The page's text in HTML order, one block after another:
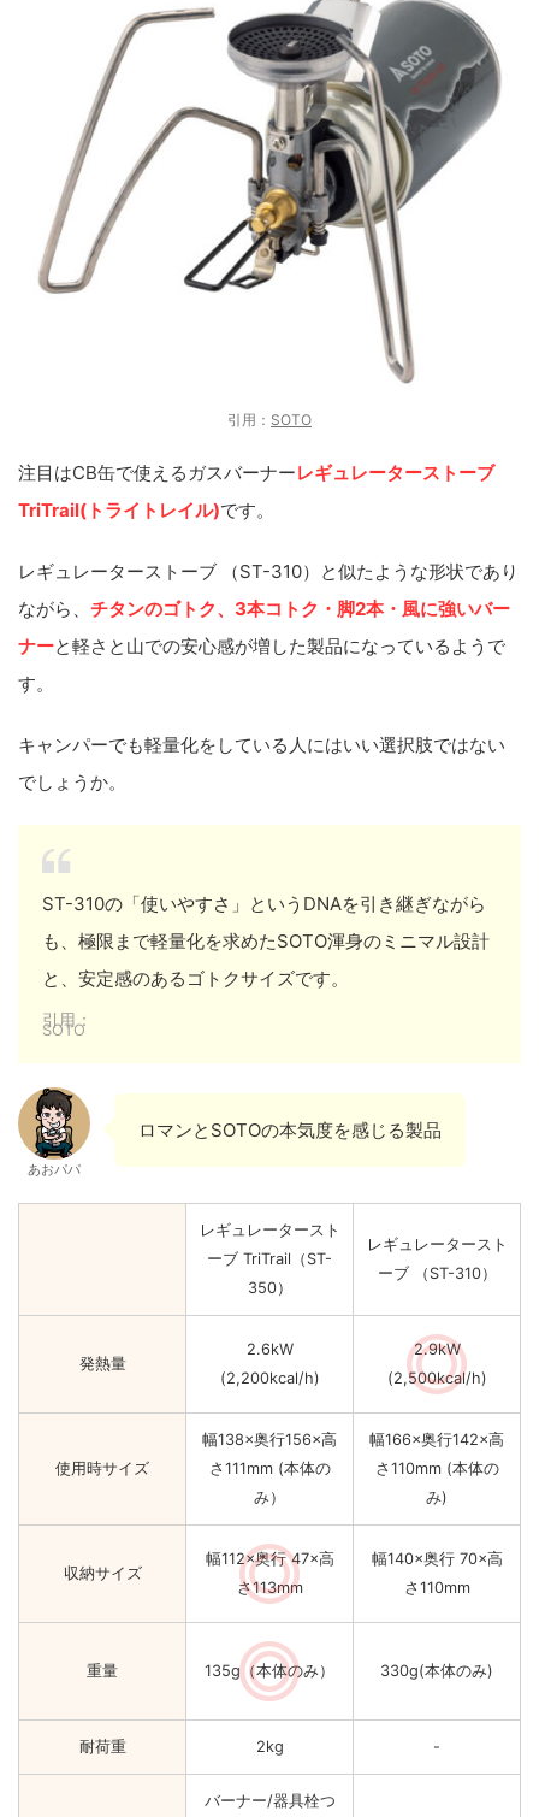
引用： SOTO
注目はCB缶で使えるガスバーナーレギュレーターストーブ
TriTrail(トライトレイル)です。
レギュレーターストーブ （ST-310）と似たような形状であり
ながら、 チタンのゴトク、3本コトク・脚2本・風に強いバー
ナーと軽さと山での安心感が増した製品になっているようで
す。
キャンパーでも軽量化をしている人にはいい選択肢ではない
でしょうか。
ST-310の「使いやすさ」というDNAを引き継ぎながら
も、極限まで軽量化を求めたSOTO渾身のミニマル設計
と、安定感のあるゴトクサイズです。
引用：
SOTO
あおパパ
ロマンとSOTOの本気度を感じる製品
レギュレータースト
ーブ TriTrail（ST-
350）
レギュレータースト
ーブ （ST-310）
発熱量
2.6kW
(2,200kcal/h)
2.9kW
(2,500kcal/h)
使用時サイズ
幅138×奥行156×高
さ111mm (本体の
み）
幅166×奥行142×高
さ110mm (本体の
み)
収納サイズ
幅112×奥行 47×高
さ113mm
幅140×奥行 70×高
さ110mm
重量 135g（本体のみ） 330g(本体のみ)
耐荷重 2kg -
バーナー/器具栓つ